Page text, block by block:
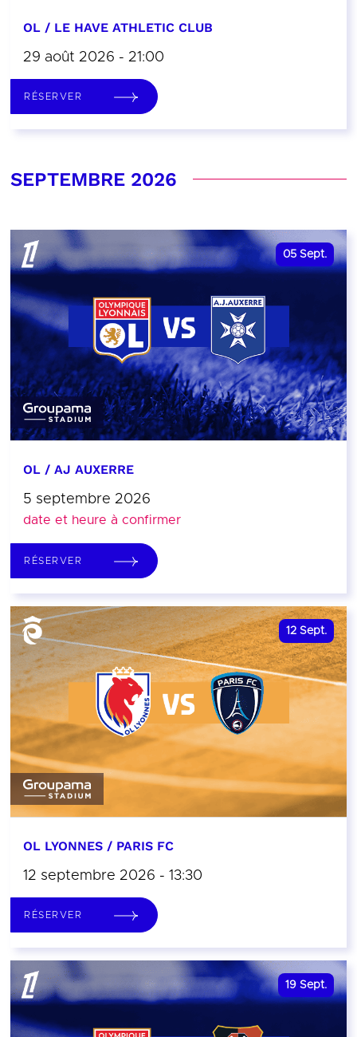
OL / LE HAVE ATHLETIC CLUB
29 août 2026 - 21:00
RÉSERVER
SEPTEMBRE 2026
05 Sept.
OL / AJ AUXERRE
5 septembre 2026
date et heure à confirmer
RÉSERVER
12 Sept.
OL LYONNES / PARIS FC
12 septembre 2026 - 13:30
RÉSERVER
19 Sept.